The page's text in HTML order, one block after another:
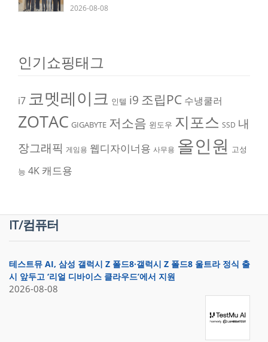
2026-08-08
인기쇼핑태그
i7 코멧레이크 인텔 i9 조립PC 수냉쿨러
ZOTAC GIGABYTE 저소음 윈도우 지포스 SSD 내
장그래픽 게임용 웹디자이너용 사무용 올인원 고성
능 4K 캐드용
IT/컴퓨터
테스트뮤 AI, 삼성 갤럭시 Z 폴드8·갤럭시 Z 폴드8 울트라 정식 출
시 앞두고 ‘리얼 디바이스 클라우드’에서 지원
2026-08-08